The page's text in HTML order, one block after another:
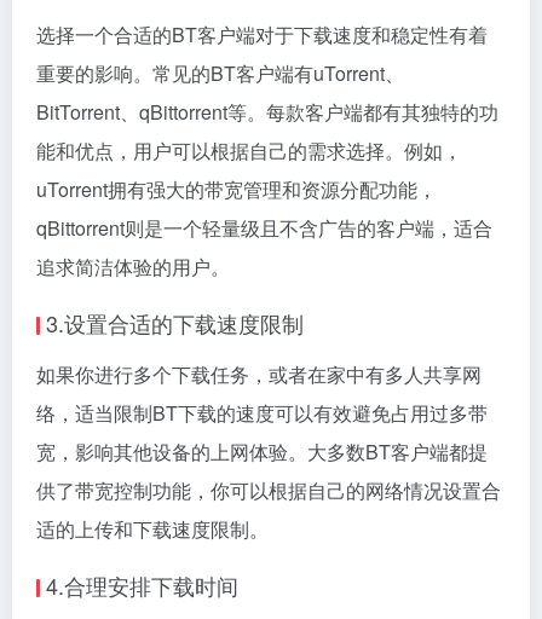
选择一个合适的BT客户端对于下载速度和稳定性有着
重要的影响。常见的BT客户端有uTorrent、
BitTorrent、qBittorrent等。每款客户端都有其独特的功
能和优点，用户可以根据自己的需求选择。例如，
uTorrent拥有强大的带宽管理和资源分配功能，
qBittorrent则是一个轻量级且不含广告的客户端，适合
追求简洁体验的用户。
3.设置合适的下载速度限制
如果你进行多个下载任务，或者在家中有多人共享网
络，适当限制BT下载的速度可以有效避免占用过多带
宽，影响其他设备的上网体验。大多数BT客户端都提
供了带宽控制功能，你可以根据自己的网络情况设置合
适的上传和下载速度限制。
4.合理安排下载时间